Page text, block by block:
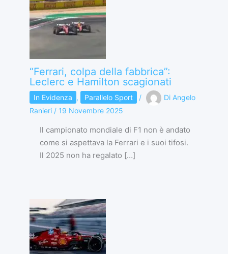
“Ferrari, colpa della fabbrica”:
Leclerc e Hamilton scagionati
In Evidenza , Parallelo Sport / Di Angelo
Ranieri / 19 Novembre 2025
Il campionato mondiale di F1 non è andato
come si aspettava la Ferrari e i suoi tifosi.
Il 2025 non ha regalato […]